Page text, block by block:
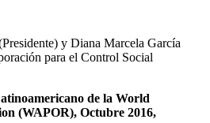
y Diana Marcela García
para el Control Social
de la World
(WAPOR), Octubre 2016,